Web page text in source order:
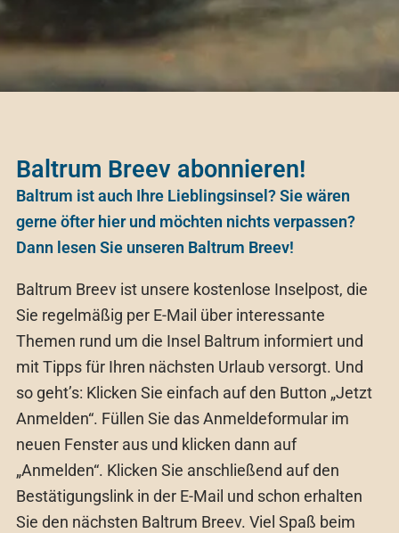
Baltrum Breev abonnieren!
Baltrum ist auch Ihre Lieblingsinsel? Sie wären
gerne öfter hier und möchten nichts verpassen?
Dann lesen Sie unseren Baltrum Breev!
Baltrum Breev ist unsere kostenlose Inselpost, die
Sie regelmäßig per E-Mail über interessante
Themen rund um die Insel Baltrum informiert und
mit Tipps für Ihren nächsten Urlaub versorgt. Und
so geht’s: Klicken Sie einfach auf den Button „Jetzt
Anmelden“. Füllen Sie das Anmeldeformular im
neuen Fenster aus und klicken dann auf
„Anmelden“. Klicken Sie anschließend auf den
Bestätigungslink in der E-Mail und schon erhalten
Sie den nächsten Baltrum Breev. Viel Spaß beim